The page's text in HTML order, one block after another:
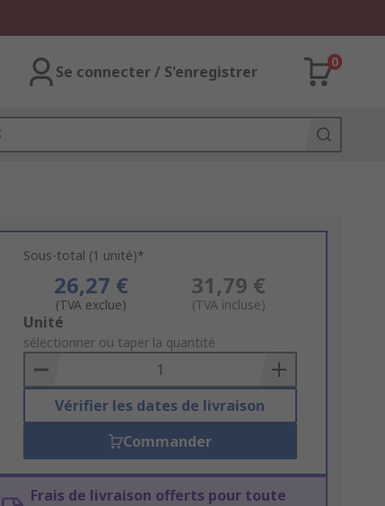
Se connecter / S'enregistrer
0
Sous-total (1 unité)*
26,27 €
(TVA exclue)
31,79 €
(TVA incluse)
Add
to
Basket
Unité
sélectionner ou taper la quantité
Vérifier les dates de livraison
Commander
Frais de livraison offerts pour toute